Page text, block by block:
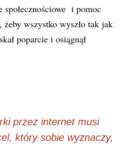
społecznościowe i pomoc
wszystko wyszło tak jak
poparcie i osiągnął
przez internet musi
który sobie wyznaczy,